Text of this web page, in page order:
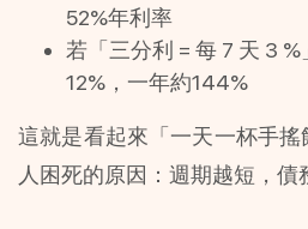
52%年利率
若「三分利 = 每 7 天 3
12%，一年約144%
這就是看起來「一天一杯手
人困死的原因：週期越短，債